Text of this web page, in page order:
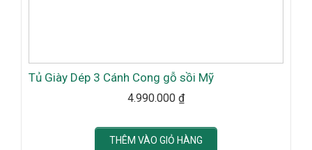
Tủ Giày Dép 3 Cánh Cong gỗ sồi Mỹ
4.990.000 ₫
THÊM VÀO GIỎ HÀNG